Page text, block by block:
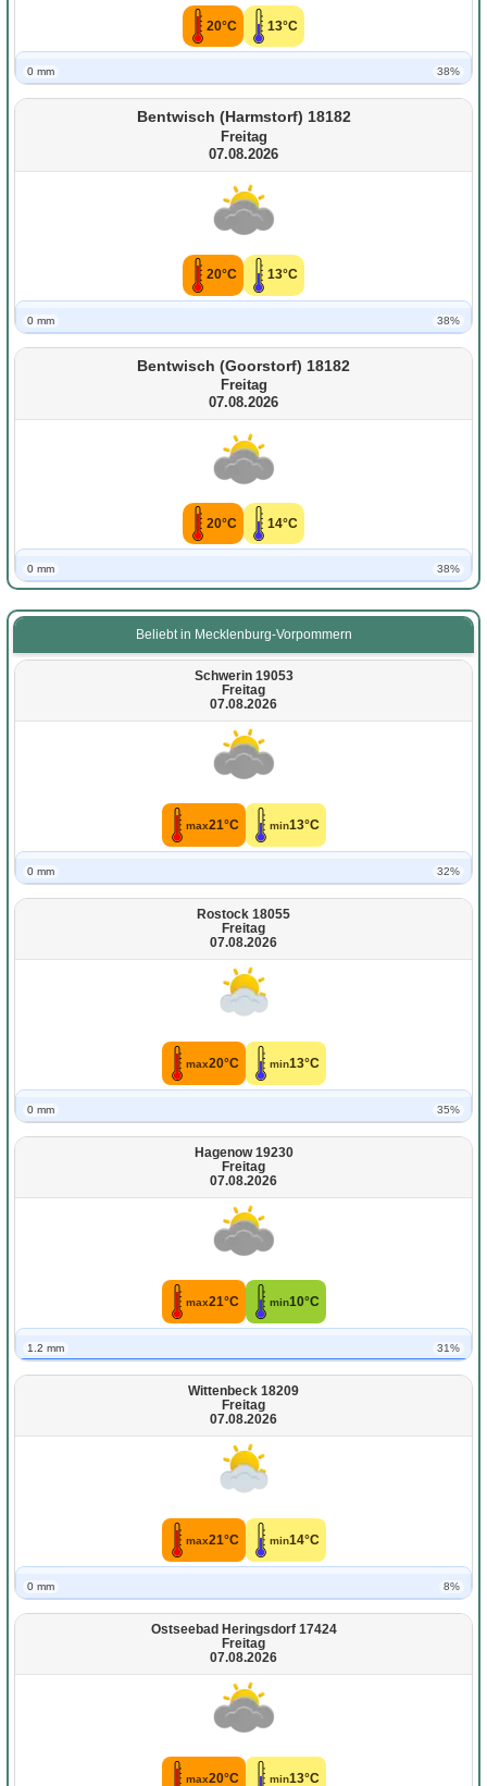
20°C 13°C
0 mm 38%
Bentwisch (Harmstorf) 18182
Freitag
07.08.2026
20°C 13°C
0 mm 38%
Bentwisch (Goorstorf) 18182
Freitag
07.08.2026
20°C 14°C
0 mm 38%
Beliebt in Mecklenburg-Vorpommern
Schwerin 19053
Freitag
07.08.2026
max21°C min13°C
0 mm 32%
Rostock 18055
Freitag
07.08.2026
max20°C min13°C
0 mm 35%
Hagenow 19230
Freitag
07.08.2026
max21°C min10°C
1.2 mm 31%
Wittenbeck 18209
Freitag
07.08.2026
max21°C min14°C
0 mm 8%
Ostseebad Heringsdorf 17424
Freitag
07.08.2026
max20°C min13°C